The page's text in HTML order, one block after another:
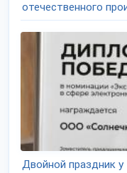
отечественного
Двойной праздник